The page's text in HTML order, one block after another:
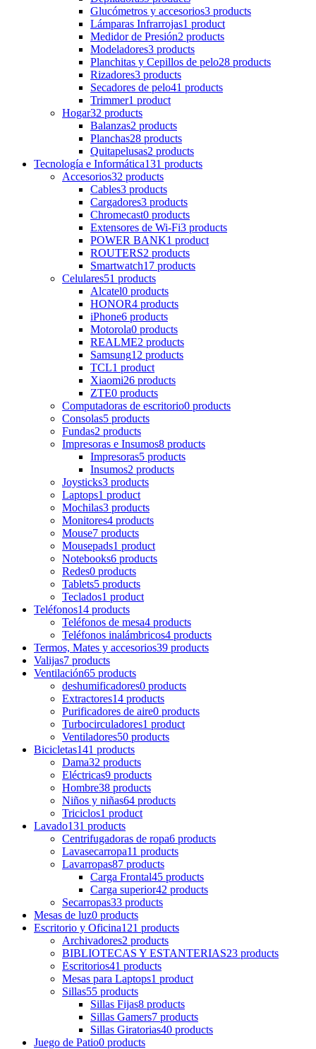
Glucómetros y accesorios3 products
Lámparas Infrarrojas1 product
Medidor de Presión2 products
Modeladores3 products
Planchitas y Cepillos de pelo28 products
Rizadores3 products
Secadores de pelo41 products
Trimmer1 product
Hogar32 products
Balanzas2 products
Planchas28 products
Quitapelusas2 products
Tecnología e Informática131 products
Accesorios32 products
Cables3 products
Cargadores3 products
Chromecast0 products
Extensores de Wi-Fi3 products
POWER BANK1 product
ROUTERS2 products
Smartwatch17 products
Celulares51 products
Alcatel0 products
HONOR4 products
iPhone6 products
Motorola0 products
REALME2 products
Samsung12 products
TCL1 product
Xiaomi26 products
ZTE0 products
Computadoras de escritorio0 products
Consolas5 products
Fundas2 products
Impresoras e Insumos8 products
Impresoras5 products
Insumos2 products
Joysticks3 products
Laptops1 product
Mochilas3 products
Monitores4 products
Mouse7 products
Mousepads1 product
Notebooks6 products
Redes0 products
Tablets5 products
Teclados1 product
Teléfonos14 products
Teléfonos de mesa4 products
Teléfonos inalámbricos4 products
Termos, Mates y accesorios39 products
Valijas7 products
Ventilación65 products
deshumificadores0 products
Extractores14 products
Purificadores de aire0 products
Turbocirculadores1 product
Ventiladores50 products
Bicicletas141 products
Dama32 products
Eléctricas9 products
Hombre38 products
Niños y niñas64 products
Triciclos1 product
Lavado131 products
Centrifugadoras de ropa6 products
Lavasecarropa11 products
Lavarropas87 products
Carga Frontal45 products
Carga superior42 products
Secarropas33 products
Mesas de luz0 products
Escritorio y Oficina121 products
Archivadores2 products
BIBLIOTECAS Y ESTANTERIAS23 products
Escritorios41 products
Mesas para Laptops1 product
Sillas55 products
Sillas Fijas8 products
Sillas Gamers7 products
Sillas Giratorias40 products
Juego de Patio0 products